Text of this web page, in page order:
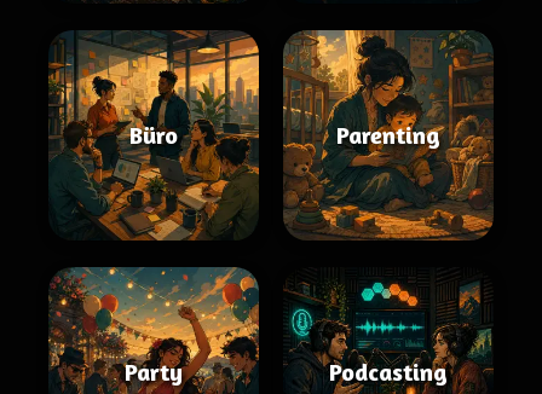
Büro Parenting
Party Podcasting